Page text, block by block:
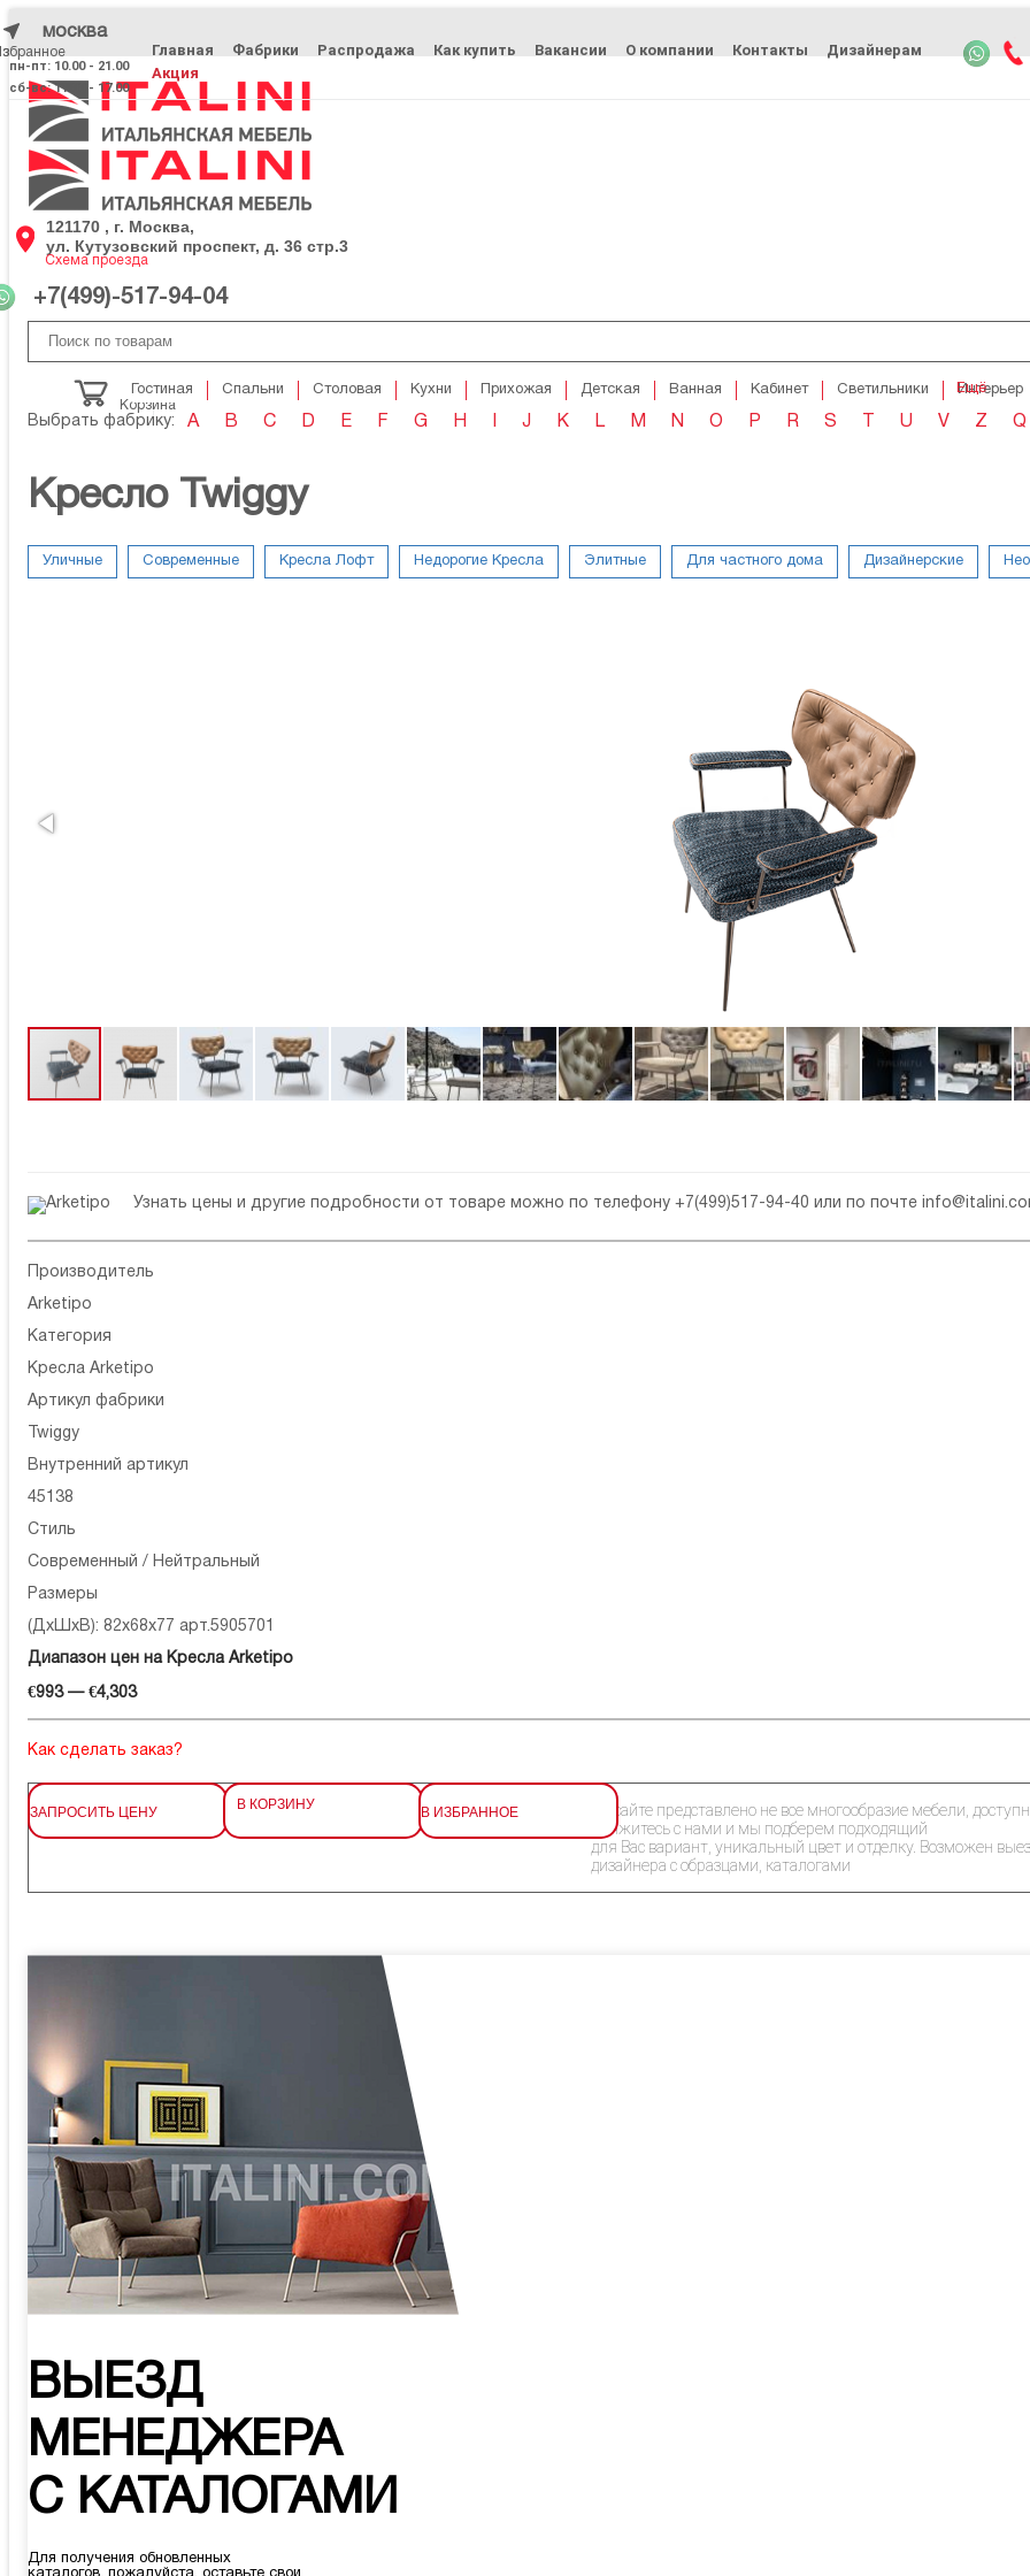
москва
пн-пт: 10.00 - 21.00
сб-вс: 11.00 - 17.00
Главная Фабрики Распродажа Как купить Вакансии О компании Контакты
Дизайнерам
Акция
121170 , г. Москва,
ул. Кутузовский проспект, д. 36 стр.3
Схема проезда
+7(499)-517-94-04
Корзина
Ещё
Гостиная Спальни Столовая Кухни Прихожая Детская Ванная Кабинет Светильники Интерьер
Выбрать фабрику: A B C D E F G H J K L M N O P R S U V Z Q
Кресло Twiggy
Уличные Современные Кресла Лофт Недорогие Кресла Элитные Для частного дома Дизайнерские
Узнать цены и другие подробности от товаре можно по телефону +7(499)517-94-40 или по почте
Производитель
Arketipo
Категория
Кресла Arketipo
Артикул фабрики
Twiggy
Внутренний артикул
45138
Стиль
Современный / Нейтральный
Размеры
(ДхШхВ): 82x68x77 арт.5905701
Диапазон цен на Кресла Arketipo
€993 — €4,303
Как сделать заказ?
ЗАПРОСИТЬ ЦЕНУ В КОРЗИНУ В ИЗБРАННОЕ
На сайте представлено не все многообразие мебели,
Свяжитесь с нами и мы подберем подходящий
для Вас вариант, уникальный цвет и отделку. Возможен
дизайнера с образцами, каталогами
ВЫЕЗД
МЕНЕДЖЕРА
С КАТАЛОГАМИ
Для получения обновленных